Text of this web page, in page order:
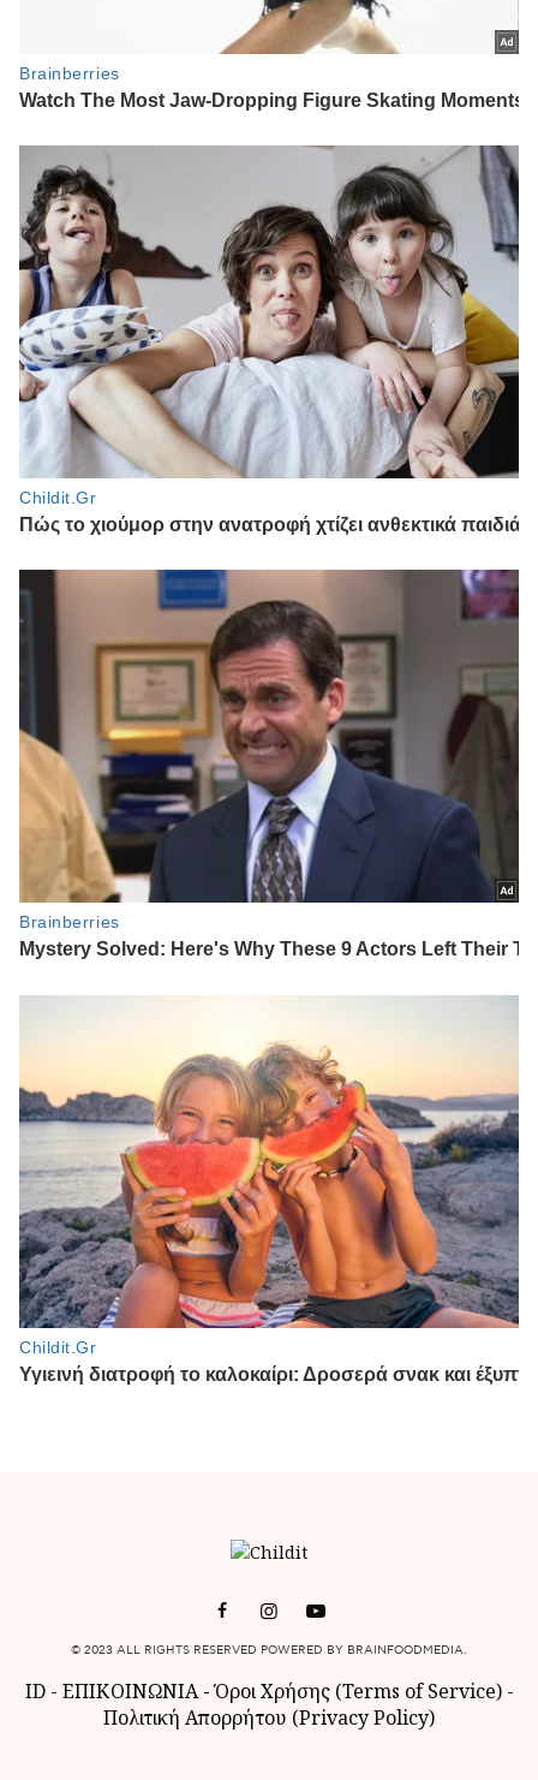
© 2023 ALL RIGHTS RESERVED POWERED BY BRAINFOODMEDIA.
ID- ΕΠΙΚΟΙΝΩΝΙΑ-Όροι Χρήσης (Terms of Service)-
Πολιτική Απορρήτου (Privacy Policy)